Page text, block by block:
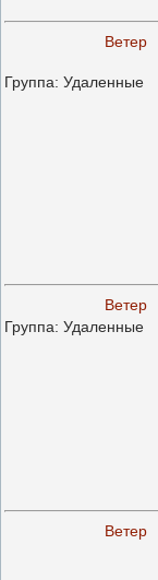
Ветер
Группа: Удаленные
Ветер
Группа: Удаленные
Ветер